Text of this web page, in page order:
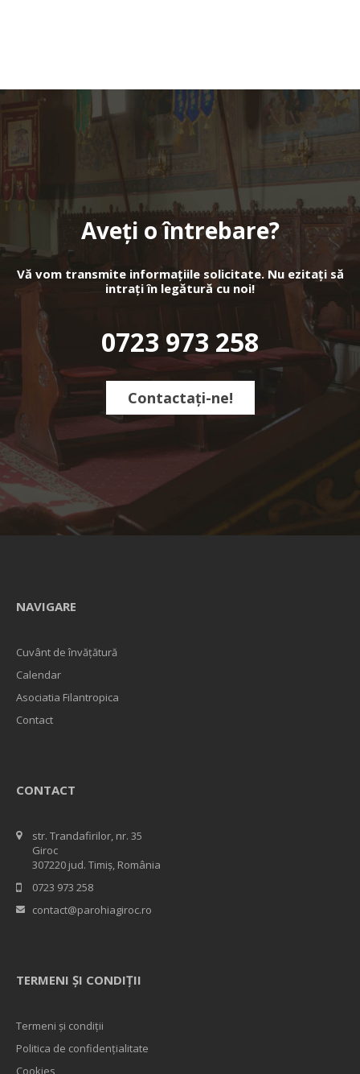
Aveți o întrebare?
Vă vom transmite informațiile solicitate. Nu ezitați să
intrați în legătură cu noi!
0723 973 258
Contactați-ne!
NAVIGARE
Cuvânt de învățătură
Calendar
Asociatia Filantropica
Contact
CONTACT
str. Trandafirilor, nr. 35
Giroc
307220 jud. Timiș, România
0723 973 258
contact@parohiagiroc.ro
TERMENI ȘI CONDIȚII
Termeni și condiții
Politica de confidențialitate
Cookies